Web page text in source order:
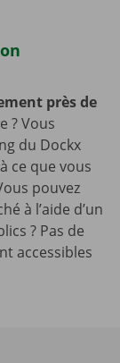
près de
? Vous
du Dockx
ce que vous
pouvez
à l’aide d’un
? Pas de
accessibles